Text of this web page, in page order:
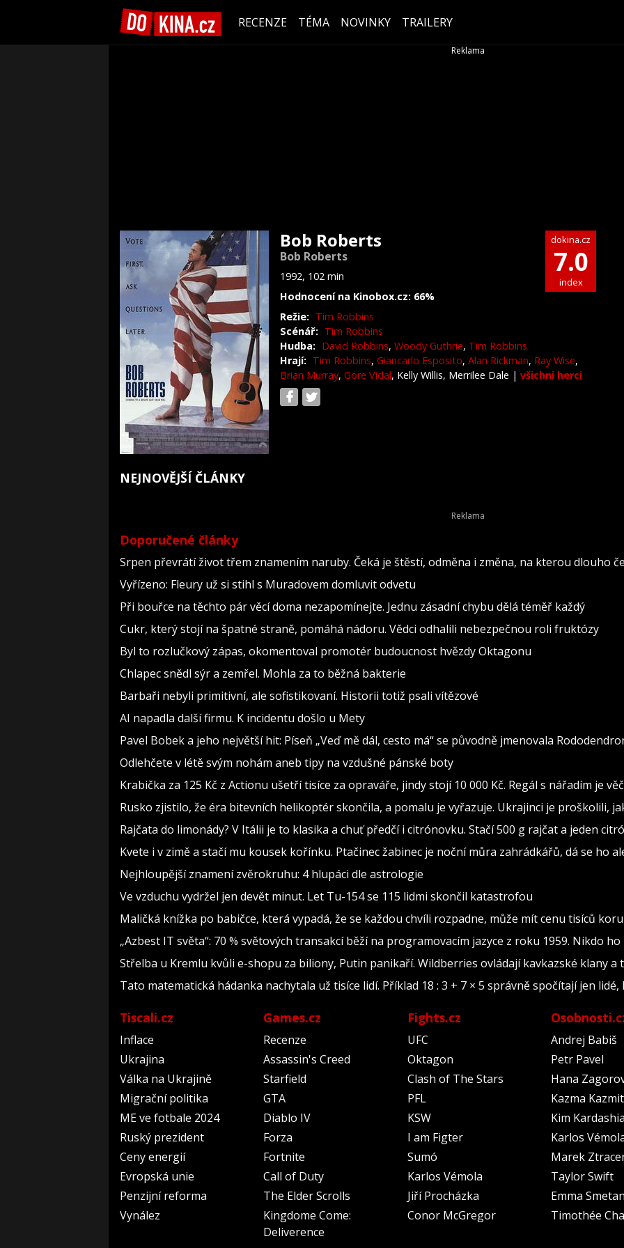
RECENZE TÉMA NOVINKY TRAILERY
Bob Roberts
Bob Roberts
1992, 102 min
Hodnocení na Kinobox.cz: 66%
dokina.cz
7.0
index
Režie: Tim Robbins
Scénář: Tim Robbins
Hudba: David Robbins, Woody Guthrie, Tim Robbins
Hrají: Tim Robbins, Giancarlo Esposito, Alan Rickman, Ray Wise,
Brian Murray, Gore Vidal, Kelly Willis, Merrilee Dale | všichni herci
NEJNOVĚJŠÍ ČLÁNKY
Doporučené články
Srpen převrátí život třem znamením naruby. Čeká je štěstí, odměna i změna, na kterou dlouho
Vyřízeno: Fleury už si stihl s Muradovem domluvit odvetu
Při bouřce na těchto pár věcí doma nezapomínejte. Jednu zásadní chybu dělá téměř každý
Cukr, který stojí na špatné straně, pomáhá nádoru. Vědci odhalili nebezpečnou roli fruktózy
Byl to rozlučkový zápas, okomentoval promotér budoucnost hvězdy Oktagonu
Chlapec snědl sýr a zemřel. Mohla za to běžná bakterie
Barbaři nebyli primitivní, ale sofistikovaní. Historii totiž psali vítězové
AI napadla další firmu. K incidentu došlo u Mety
Pavel Bobek a jeho největší hit: Píseň „Veď mě dál, cesto má“ se původně jmenovala
Odlehčete v létě svým nohám aneb tipy na vzdušné pánské boty
Krabička za 125 Kč z Actionu ušetří tisíce za opraváře, jindy stojí 10 000 Kč. Regál s nářadím je
Rusko zjistilo, že éra bitevních helikoptér skončila, a pomalu je vyřazuje. Ukrajinci je proškolili,
Rajčata do limonády? V Itálii je to klasika a chuť předčí i citrónovku. Stačí 500 g rajčat a jeden
Kvete i v zimě a stačí mu kousek kořínku. Ptačinec žabinec je noční můra zahrádkářů, dá se ho
Nejhloupější znamení zvěrokruhu: 4 hlupáci dle astrologie
Ve vzduchu vydržel jen devět minut. Let Tu-154 se 115 lidmi skončil katastrofou
Maličká knížka po babičce, která vypadá, že se každou chvíli rozpadne, může mít cenu tisíců
„Azbest IT světa“: 70 % světových transakcí běží na programovacím jazyce z roku 1959. Nikdo
Střelba u Kremlu kvůli e-shopu za biliony, Putin panikaří. Wildberries ovládají kavkazské klany a
Tato matematická hádanka nachytala už tisíce lidí. Příklad 18 : 3 + 7 × 5 správně spočítají jen
Tiscali.cz
Inflace
Ukrajina
Válka na Ukrajině
Migrační politika
ME ve fotbale 2024
Ruský prezident
Ceny energií
Evropská unie
Penzijní reforma
Vynález
Games.cz
Recenze
Assassin's Creed
Starfield
GTA
Diablo IV
Forza
Fortnite
Call of Duty
The Elder Scrolls
Kingdome Come:
Deliverence
Fights.cz
UFC
Oktagon
Clash of The Stars
PFL
KSW
I am Figter
Sumó
Karlos Vémola
Jiří Procházka
Conor McGregor
Andrej Babiš
Petr Pavel
Hana
Kazma
Kim
Karlos
Marek
Taylor Swift
Emma
Timothée